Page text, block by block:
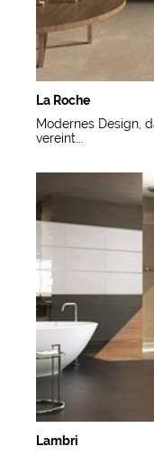
La Roche
Modernes Design,
vereint...
Lambri